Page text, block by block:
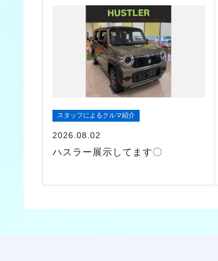
スタッフによるクルマ紹介
2026.08.02
ハスラー展示してます〇